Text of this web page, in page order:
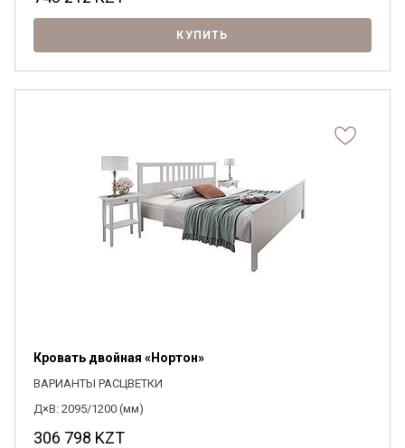
КУПИТЬ
Кровать двойная «Нортон»
ВАРИАНТЫ РАСЦВЕТКИ
Д×В: 2095/1200 (мм)
306 798 KZT